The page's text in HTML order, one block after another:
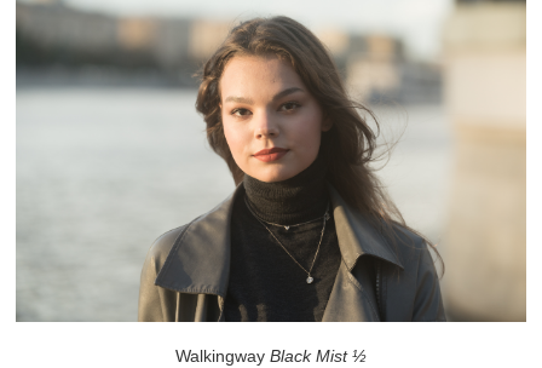
Walkingway Black Mist ½